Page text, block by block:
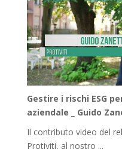
Gestire i rischi ESG
aziendale _ Guido
Il contributo video del
Protiviti, al nostro ...